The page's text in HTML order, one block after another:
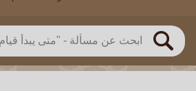
بحث
اللجنة الدائمة